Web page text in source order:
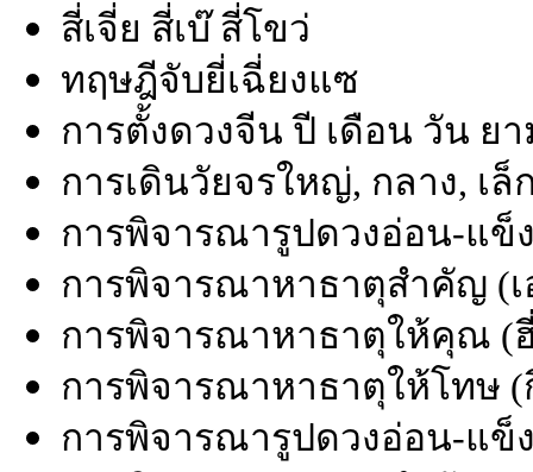
สี่เจี่ย สี่เบ๊ สี่โขว่
ทฤษฎีจับยี่เฉี่ยงแซ
การตั้งดวงจีน ปี เดือน วัน
การเดินวัยจรใหญ่, กลาง, เล็
การพิจารณารูปดวงอ่อน-แข็
การพิจารณาหาธาตุสำคัญ (
การพิจารณาหาธาตุให้คุณ (
การพิจารณาหาธาตุให้โทษ
การพิจารณารูปดวงอ่อน-แข็